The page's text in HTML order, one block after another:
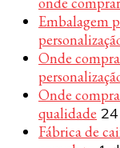
Embalagem
Onde
Onde
qualidade
Fábrica de